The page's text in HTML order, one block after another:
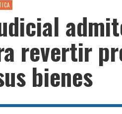
revertir
bienes